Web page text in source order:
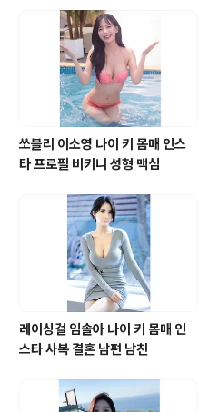
쏘블리 이소영 나이 키 몸매 인스
타 프로필 비키니 성형 맥심
레이싱걸 임솔아 나이 키 몸매 인
스타 사복 결혼 남편 남친